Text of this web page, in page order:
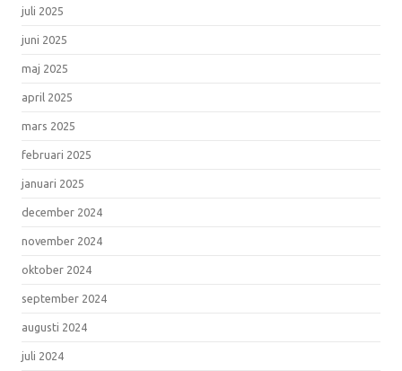
juli 2025
juni 2025
maj 2025
april 2025
mars 2025
februari 2025
januari 2025
december 2024
november 2024
oktober 2024
september 2024
augusti 2024
juli 2024